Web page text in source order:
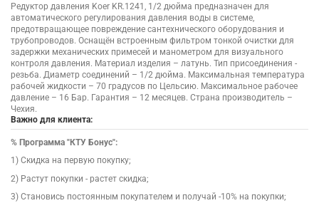
Редуктор давления Koer KR.1241, 1/2 дюйма предназначен для
автоматического регулирования давления воды в системе,
предотвращающее повреждение сантехнического оборудования и
трубопроводов. Оснащён встроенным фильтром тонкой очистки для
задержки механических примесей и манометром для визуального
контроля давления. Материал изделия – латунь. Тип присоединения -
резьба. Диаметр соединений – 1/2 дюйма. Максимальная температура
рабочей жидкости – 70 градусов по Цельсию. Максимальное рабочее
давление – 16 Бар. Гарантия – 12 месяцев. Страна производитель –
Чехия.
Важно для клиента:
% Программа "КТУ Бонус":
1) Скидка на первую покупку;
2) Растут покупки - растет скидка;
3) Становись постоянным покупателем и получай -10% на покупки;